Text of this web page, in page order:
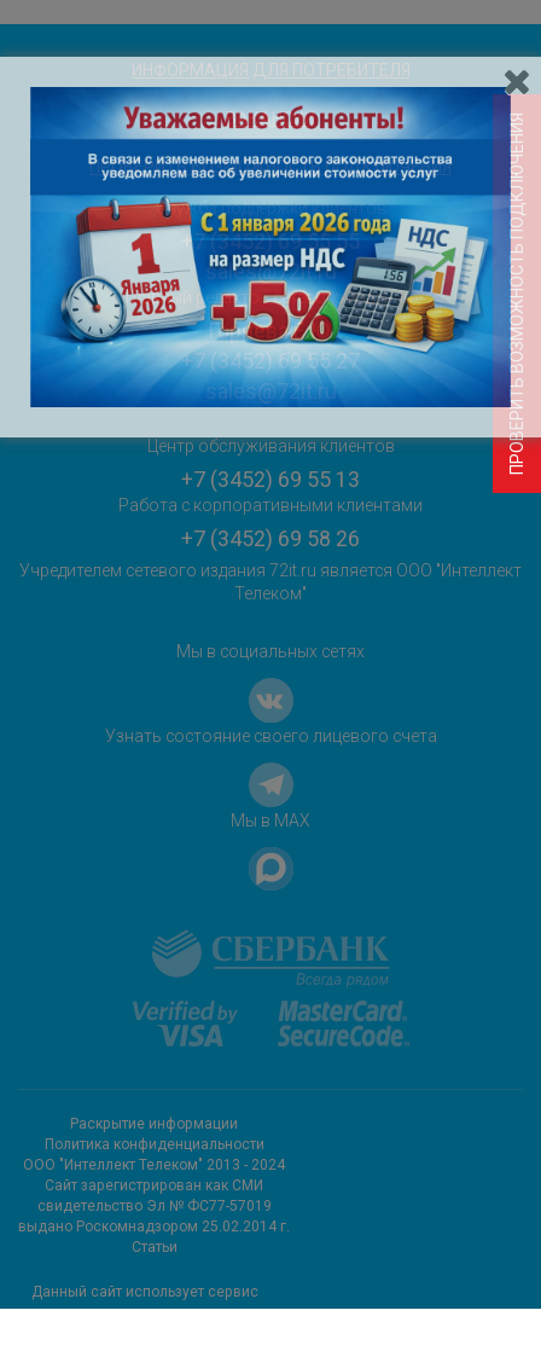
ПРОВЕРИТЬ ВОЗМОЖНОСТЬ ПОДКЛЮЧЕНИЯ
ИНФОРМАЦИЯ ДЛЯ ПОТРЕБИТЕЛЯ
ВАКАНСИИ
ПРОВЕРИТЬ ВОЗМОЖНОСТЬ ПОДКЛЮЧЕНИЯ
Служба поддержки клиентов
+7 (3452) 69 55 55
sales@72it.ru
Главный редактор сетевого издания:
Горяева Е.Ю.
+7 (3452) 69 55 27
sales@72it.ru
Центр обслуживания клиентов
+7 (3452) 69 55 13
Работа с корпоративными клиентами
+7 (3452) 69 58 26
Учредителем сетевого издания 72it.ru является ООО "Интеллект
Телеком"
Мы в социальных сетях
Узнать состояние своего лицевого счета
Мы в MAX
Раскрытие информации
Политика конфиденциальности
ООО "Интеллект Телеком" 2013 - 2024
Cайт зарегистрирован как СМИ
свидетельство Эл № ФС77-57019
выдано Роскомнадзором 25.02.2014 г.
Статьи
Данный сайт использует сервис
метрических программ и